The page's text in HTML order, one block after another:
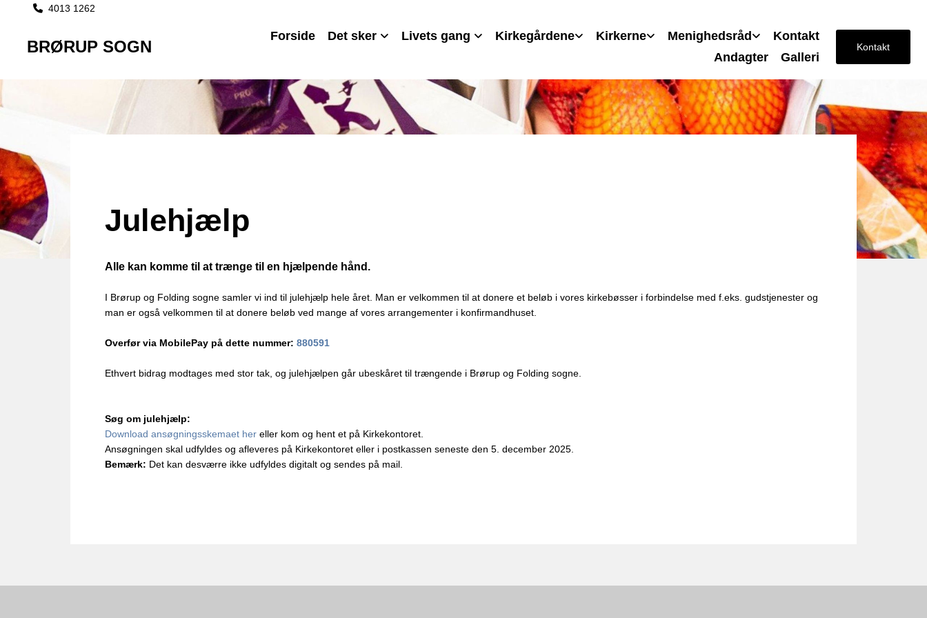
 4013 1262
BRØRUP SOGN
Forside Det sker Livets gang Kirkegårdene Kirkerne Menighedsråd
Kontakt
Andagter
Galleri
Kontakt
Julehjælp
Alle kan komme til at trænge til en hjælpende hånd.
I Brørup og Folding sogne samler vi ind til julehjælp hele året. Man er velkommen til at donere et beløb i vores kirkebøsser i forbindelse med f.eks. gudstjenester og
man er også velkommen til at donere beløb ved mange af vores arrangementer i konfirmandhuset.
Overfør via MobilePay på dette nummer: 880591
Ethvert bidrag modtages med stor tak, og julehjælpen går ubeskåret til trængende i Brørup og Folding sogne.
Søg om julehjælp:
Download ansøgningsskemaet her eller kom og hent et på Kirkekontoret.
Ansøgningen skal udfyldes og afleveres på Kirkekontoret eller i postkassen seneste den 5. december 2025.
Bemærk: Det kan desværre ikke udfyldes digitalt og sendes på mail.